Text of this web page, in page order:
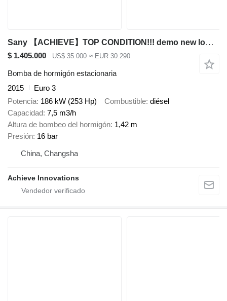
Sany 【ACHIEVE】TOP CONDITION!!! demo new low hours 2015 HBT6016C-5D
$ 1.405.000 US$ 35.000 ≈ EUR 30.290
Bomba de hormigón estacionaria
2015
Euro 3
Potencia 186 kW (253 Hp) Combustible diésel
Capacidad 7,5 m3/h
Altura de bombeo del hormigón 1,42 m
Presión 16 bar
China, Changsha
Achieve Innovations